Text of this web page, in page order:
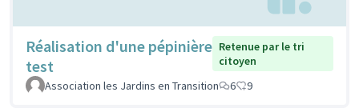
Réalisation d'une pépinière
test
Retenue par le tri
citoyen
Association les Jardins en Transition
6 9